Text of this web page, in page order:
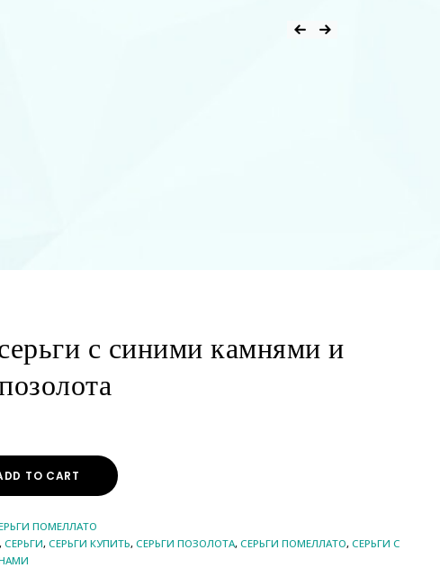
с синими камнями и
TO CART
ПОМЕЛЛАТО
, СЕРЬГИ, СЕРЬГИ КУПИТЬ, СЕРЬГИ ПОЗОЛОТА, СЕРЬГИ ПОМЕЛЛАТО, СЕРЬГИ С